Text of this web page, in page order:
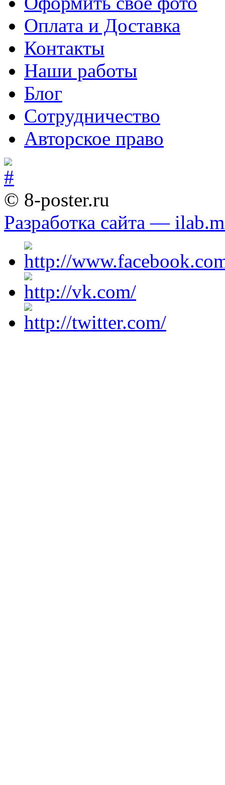
Оплата и Доставка
Контакты
Наши работы
Блог
Сотрудничество
Авторское право
© 8-poster.ru
Разработка сайта —